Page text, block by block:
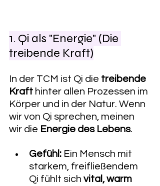
1. Qi als "Energie" (Die
treibende Kraft)
In der TCM ist Qi die treibende
Kraft hinter allen Prozessen im
Körper und in der Natur. Wenn
wir von Qi sprechen, meinen
wir die Energie des Lebens.
Gefühl: Ein Mensch mit
starkem, freifließendem
Qi fühlt sich vital, warm